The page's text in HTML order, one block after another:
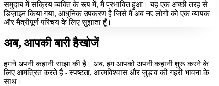
समुदाय में सक्रिय व्यक्ति के रूप में, मैं प्रभावित हुआ। यह एक अच्छी तरह से
डिज़ाइन किया गया, आधुनिक उपकरण है जिसे मैं अब नए लोगों को एक व्यापक
और मैत्रीपूर्ण परिचय के लिए सुझाता हूँ।
अब, आपकी बारी हैखोजें
हमने अपनी कहानी साझा की है। अब, हम आपको अपनी कहानी शुरू करने के
लिए आमंत्रित करते हैं - स्पष्टता, आत्मविश्वास और जुड़ाव की गहरी भावना के
साथ।